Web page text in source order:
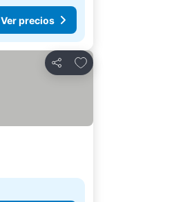
Ver precios
Compartir
Añadir a favoritos